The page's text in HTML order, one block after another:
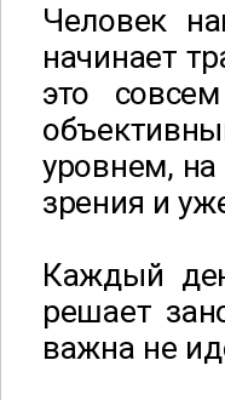
Человек
начинает
это
уровнем, на
зрения и
Каждый
решает
важна не